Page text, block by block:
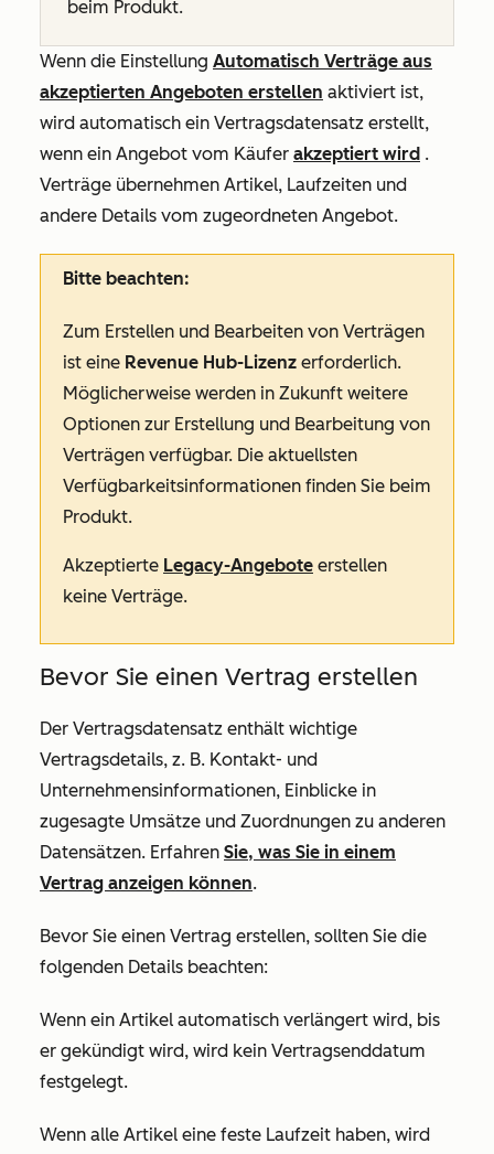
beim Produkt.
Wenn die Einstellung Automatisch Verträge aus
akzeptierten Angeboten erstellen aktiviert ist,
wird automatisch ein Vertragsdatensatz erstellt,
wenn ein Angebot vom Käufer akzeptiert wird .
Verträge übernehmen Artikel, Laufzeiten und
andere Details vom zugeordneten Angebot.
Bitte beachten:
Zum Erstellen und Bearbeiten von Verträgen
ist eine Revenue Hub-Lizenz erforderlich.
Möglicherweise werden in Zukunft weitere
Optionen zur Erstellung und Bearbeitung von
Verträgen verfügbar. Die aktuellsten
Verfügbarkeitsinformationen finden Sie beim
Produkt.
Akzeptierte Legacy-Angebote erstellen
keine Verträge.
Bevor Sie einen Vertrag erstellen
Der Vertragsdatensatz enthält wichtige
Vertragsdetails, z. B. Kontakt- und
Unternehmensinformationen, Einblicke in
zugesagte Umsätze und Zuordnungen zu anderen
Datensätzen. Erfahren Sie, was Sie in einem
Vertrag anzeigen können.
Bevor Sie einen Vertrag erstellen, sollten Sie die
folgenden Details beachten:
Wenn ein Artikel automatisch verlängert wird, bis
er gekündigt wird, wird kein Vertragsenddatum
festgelegt.
Wenn alle Artikel eine feste Laufzeit haben, wird